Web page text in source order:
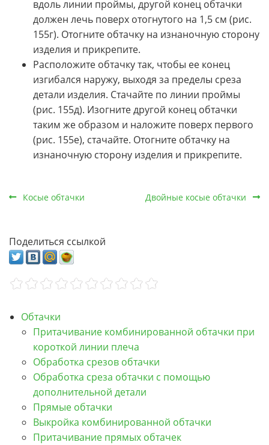
вдоль линии проймы, другой конец обтачки
должен лечь поверх отогнутого на 1,5 см (рис.
155г). Отогните обтачку на изнаночную сторону
изделия и прикрепите.
Расположите обтачку так, чтобы ее конец
изгибался наружу, выходя за пределы среза
детали изделия. Стачайте по линии проймы
(рис. 155д). Изогните другой конец обтачки
таким же образом и наложите поверх первого
(рис. 155е), стачайте. Отогните обтачку на
изнаночную сторону изделия и прикрепите.
Косые обтачки Двойные косые обтачки
Поделиться ссылкой
Обтачки
Притачивание комбинированной обтачки при
короткой линии плеча
Обработка срезов обтачки
Обработка среза обтачки с помощью
дополнительной детали
Прямые обтачки
Выкройка комбинированной обтачки
Притачивание прямых обтачек